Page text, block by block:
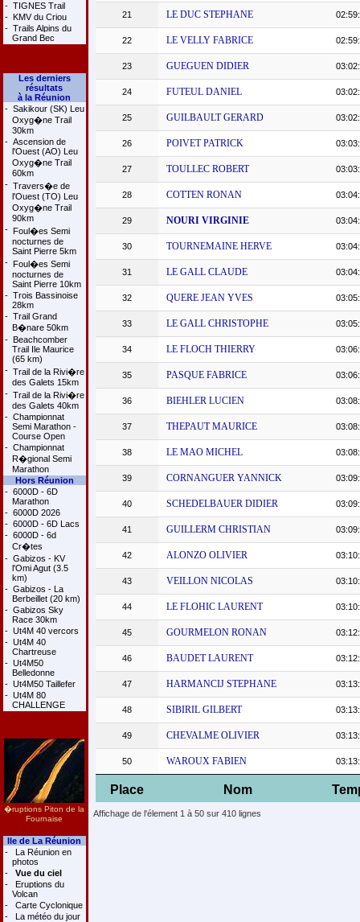
- TIGNES Trail
- KMV du Criou
- Trails Alpins du
Grand Bec
Les derniers
résultats
à la Réunion
- Sakikour (SK) Leu
Oxyg�ne Trail
30km
- Ascension de
l'Ouest (AO) Leu
Oxyg�ne Trail
60km
- Travers�e de
l'Ouest (TO) Leu
Oxyg�ne Trail
90km
- Foul�es Semi
nocturnes de
Saint Pierre 5km
- Foul�es Semi
nocturnes de
Saint Pierre 10km
- Trois Bassinoise
28km
- Trail Grand
B�nare 50km
- Beachcomber
Trail Ile Maurice
(65 km)
- Trail de la Rivi�re
des Galets 15km
- Trail de la Rivi�re
des Galets 40km
- Championnat
Semi Marathon -
Course Open
- Championnat
R�gional Semi
Marathon
Hors Réunion
- 6000D - 6D
Marathon
- 6000D 2026
- 6000D - 6D Lacs
- 6000D - 6d
Cr�tes
- Gabizos - KV
l'Omi Agut (3.5
km)
- Gabizos - La
Berbeillet (20 km)
- Gabizos Sky
Race 30km
- Ut4M 40 vercors
- Ut4M 40
Chartreuse
- Ut4M50
Belledonne
- Ut4M50 Taillefer
- Ut4M 80
CHALLENGE
�ruptions Piton de la
Fournaise
Ile de La Réunion
-
La Réunion en
photos
-
Vue du ciel
-
Eruptions du
Volcan
-
Carte Cyclonique
-
La météo du jour
Place Nom
21 LE DUC STEPHANE
22 LE VELLY FABRICE
23 GUEGUEN DIDIER
24 FUTEUL DANIEL
25 GUILBAULT GERARD
26 POIVET PATRICK
27 TOULLEC ROBERT
28 COTTEN RONAN
29 NOURI VIRGINIE
30 TOURNEMAINE HERVE
31 LE GALL CLAUDE
32 QUERE JEAN YVES
33 LE GALL CHRISTOPHE
34 LE FLOCH THIERRY
35 PASQUE FABRICE
36 BIEHLER LUCIEN
37 THEPAUT MAURICE
38 LE MAO MICHEL
39 CORNANGUER YANNICK
40 SCHEDELBAUER DIDIER
41 GUILLERM CHRISTIAN
42 ALONZO OLIVIER
43 VEILLON NICOLAS
44 LE FLOHIC LAURENT
45 GOURMELON RONAN
46 BAUDET LAURENT
47 HARMANCIJ STEPHANE
48 SIBIRIL GILBERT
49 CHEVALME OLIVIER
50 WAROUX FABIEN
Affichage de l'élement 1 à 50 sur 410 lignes